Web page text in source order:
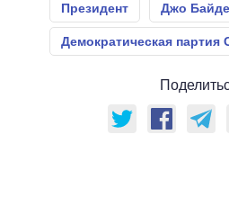
Президент Джо
Демократическая